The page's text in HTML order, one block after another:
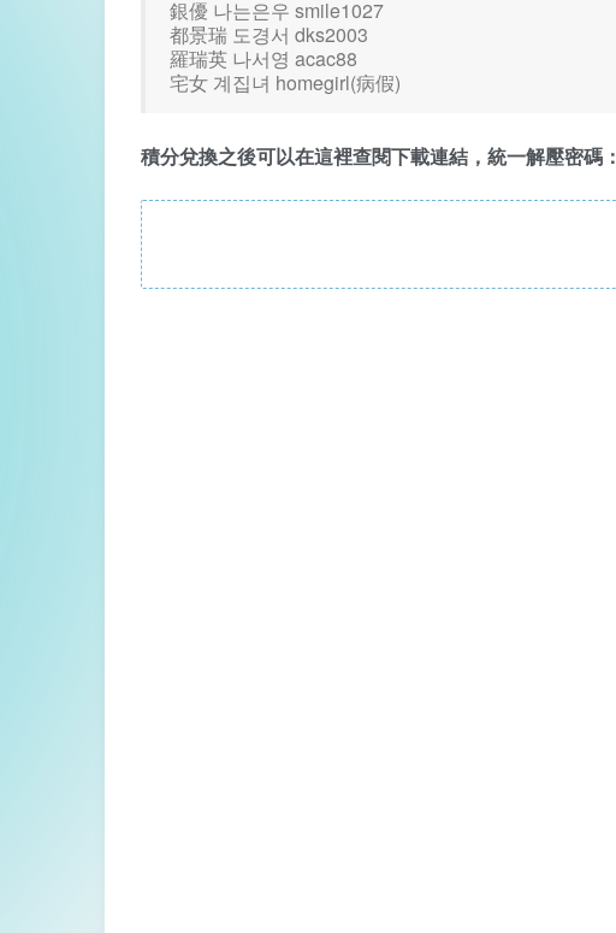
銀優 나는은우 smile1027
都景瑞 도경서 dks2003
羅瑞英 나서영 acac88
宅女 계집녀 homegirl(病假)
積分兌換之後可以在這裡查閱下載連結，統一解壓密碼：